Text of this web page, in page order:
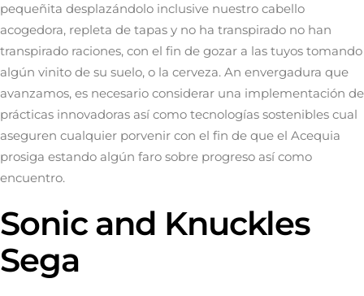
pequeñita desplazándolo inclusive nuestro cabello
acogedora, repleta de tapas y no ha transpirado no han
transpirado raciones, con el fin de gozar a las tuyos tomando
algún vinito de su suelo, o la cerveza. An envergadura que
avanzamos, es necesario considerar una implementación de
prácticas innovadoras así­ como tecnologías sostenibles cual
aseguren cualquier porvenir con el fin de que el Acequia
prosiga estando algún faro sobre progreso así­ como
encuentro.
Sonic and Knuckles
Sega